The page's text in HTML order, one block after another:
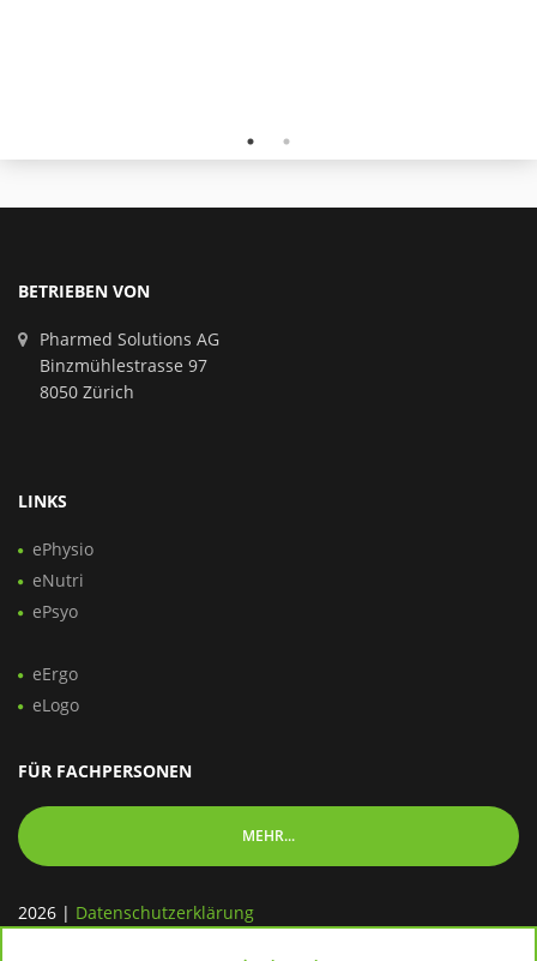
BETRIEBEN VON
Pharmed Solutions AG
Binzmühlestrasse 97
8050 Zürich
LINKS
ePhysio
eNutri
ePsyo
eErgo
eLogo
FÜR FACHPERSONEN
MEHR...
2026 | Datenschutzerklärung